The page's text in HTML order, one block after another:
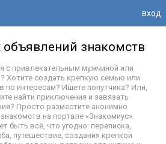
вход
знакомств
с привлекательным мужчиной или
Хотите создать крепкую семью или
по интересам? Ищете попутчика? Или,
найти приключения и завязать
Просто разместите анонимно
на портале «Знакомиус».
быть всё, что угодно: переписка,
путешествие, создания крепкой